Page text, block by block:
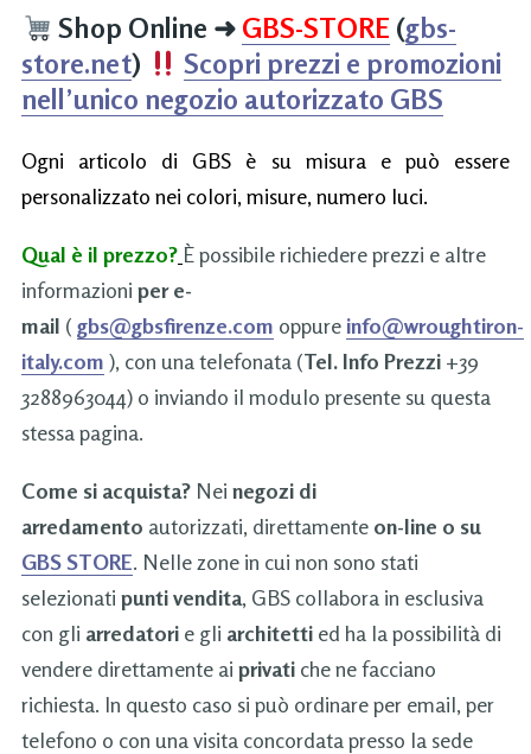
Shop Online ➜ GBS-STORE (gbs-
store.net)
Scopri prezzi e promozioni
nell’unico negozio autorizzato GBS
Ogni articolo di GBS è su misura e può essere
personalizzato nei colori, misure, numero luci.
Qual è il prezzo? È possibile richiedere prezzi e altre
informazioni per e-
mail ( gbs@gbsfirenze.com oppure info@wroughtiron-
italy.com ), con una telefonata (Tel. Info Prezzi +39
3288963044) o inviando il modulo presente su questa
stessa pagina.
Come si acquista? Nei negozi di
arredamento autorizzati, direttamente on-line o su
GBS STORE. Nelle zone in cui non sono stati
selezionati punti vendita, GBS collabora in esclusiva
con gli arredatori e gli architetti ed ha la possibilità di
vendere direttamente ai privati che ne facciano
richiesta. In questo caso si può ordinare per email, per
telefono o con una visita concordata presso la sede